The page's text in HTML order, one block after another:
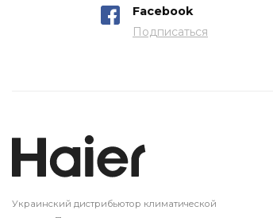
Facebook
Подписаться
Украинский дистрибьютор климатической